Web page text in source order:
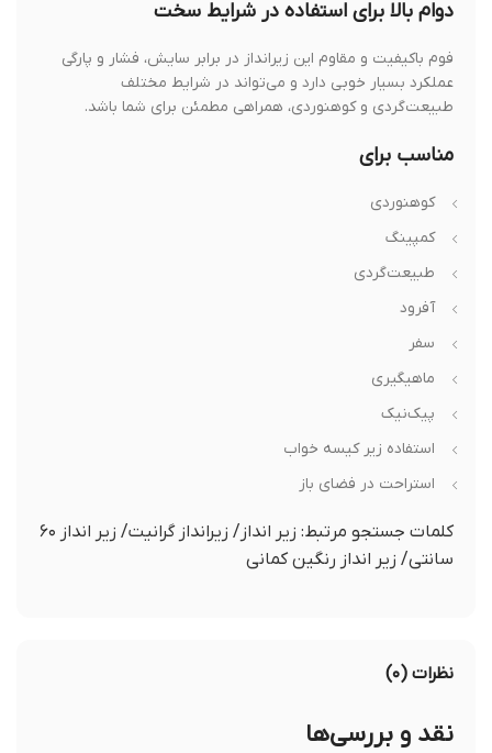
دوام بالا برای استفاده در شرایط سخت
فوم باکیفیت و مقاوم این زیرانداز در برابر سایش، فشار و پارگی
عملکرد بسیار خوبی دارد و می‌تواند در شرایط مختلف
طبیعت‌گردی و کوهنوردی، همراهی مطمئن برای شما باشد.
مناسب برای
کوهنوردی
کمپینگ
طبیعت‌گردی
آفرود
سفر
ماهیگیری
پیک‌نیک
استفاده زیر کیسه خواب
استراحت در فضای باز
کلمات جستجو مرتبط: زیر انداز/ زیرانداز گرانیت/ زیر انداز ۶۰
سانتی/ زیر انداز رنگین کمانی
نظرات (۰)
نقد و بررسی‌ها